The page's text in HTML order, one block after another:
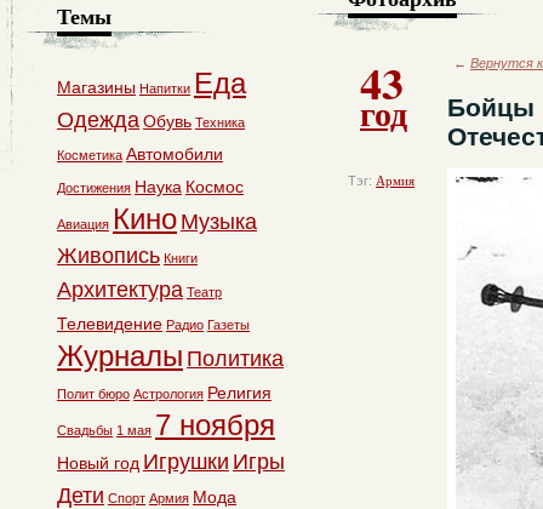
43
год
Тэг: Армия
← Вернутся
Бойцы
Темы
Магазины Напитки Еда
ОдеждаОбувь Техника
Косметика Автомобили
Достижения Наука Космос
Авиация Кино Музыка
Живопись Книги
Архитектура Театр
Телевидение Радио Газеты
Журналы Политика
Полит бюро Астрология Религия
Свадьбы 1 мая 7 ноября
Новый год Игрушки Игры
Дети Спорт Армия Мода